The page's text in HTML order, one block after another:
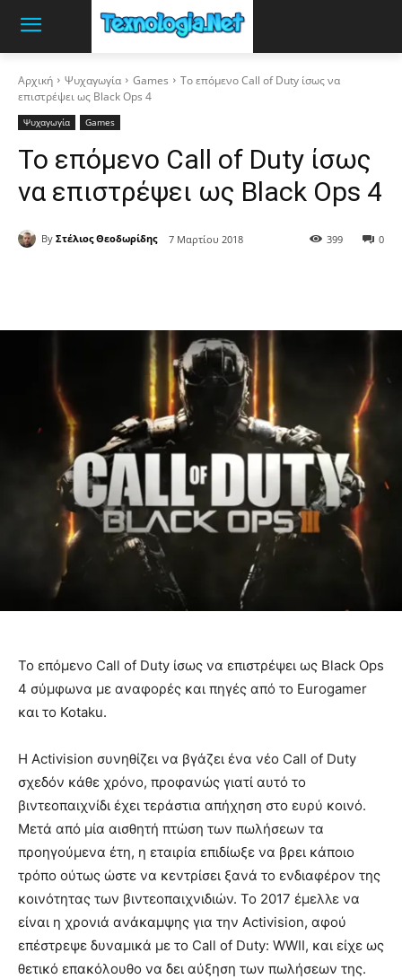
Αρχική Ψυχαγωγία Games
Το επόμενο Call of Duty ίσως να
επιστρέψει ως Black Ops 4
Ψυχαγωγία Games
Το επόμενο Call of Duty ίσως
να επιστρέψει ως Black Ops 4
By Στέλιος Θεοδωρίδης 7 Μαρτίου 2018 0
399
Το επόμενο Call of Duty ίσως να επιστρέψει ως Black Ops
4 σύμφωνα με αναφορές και πηγές από το Eurogamer
και το Kotaku.
Η Activision συνηθίζει να βγάζει ένα νέο Call of Duty
σχεδόν κάθε χρόνο, προφανώς γιατί αυτό το
βιντεοπαιχνίδι έχει τεράστια απήχηση στο ευρύ κοινό.
Μετά από μία αισθητή πτώση των πωλήσεων τα
προηγούμενα έτη, η εταιρία επιδίωξε να βρει κάποιο
τρόπο ούτως ώστε να κεντρίσει ξανά το ενδιαφέρον της
κοινότητας των βιντεοπαιχνιδιών. Το 2017 έμελλε να
είναι η χρονιά ανάκαμψης για την Activision, αφού
επέστρεψε δυναμικά με το Call of Duty: WWII, και είχε ως
θετικό επακόλουθο να δει αύξηση των πωλήσεων της.